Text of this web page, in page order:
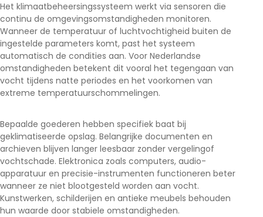
Het klimaatbeheersingssysteem werkt via sensoren die
continu de omgevingsomstandigheden monitoren.
Wanneer de temperatuur of luchtvochtigheid buiten de
ingestelde parameters komt, past het systeem
automatisch de condities aan. Voor Nederlandse
omstandigheden betekent dit vooral het tegengaan van
vocht tijdens natte periodes en het voorkomen van
extreme temperatuurschommelingen.
Bepaalde goederen hebben specifiek baat bij
geklimatiseerde opslag. Belangrijke documenten en
archieven blijven langer leesbaar zonder vergelingof
vochtschade. Elektronica zoals computers, audio-
apparatuur en precisie-instrumenten functioneren beter
wanneer ze niet blootgesteld worden aan vocht.
Kunstwerken, schilderijen en antieke meubels behouden
hun waarde door stabiele omstandigheden.